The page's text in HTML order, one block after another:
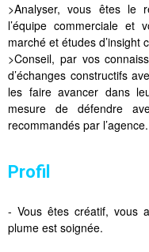
>Analyser, vous êtes le
l’équipe commerciale
marché et études d’insight
>Conseil, par vos
d’échanges constructifs
les faire avancer dans
mesure de défendre
recommandés par l’agence.
Profil
- Vous êtes créatif, vous
plume est soignée.